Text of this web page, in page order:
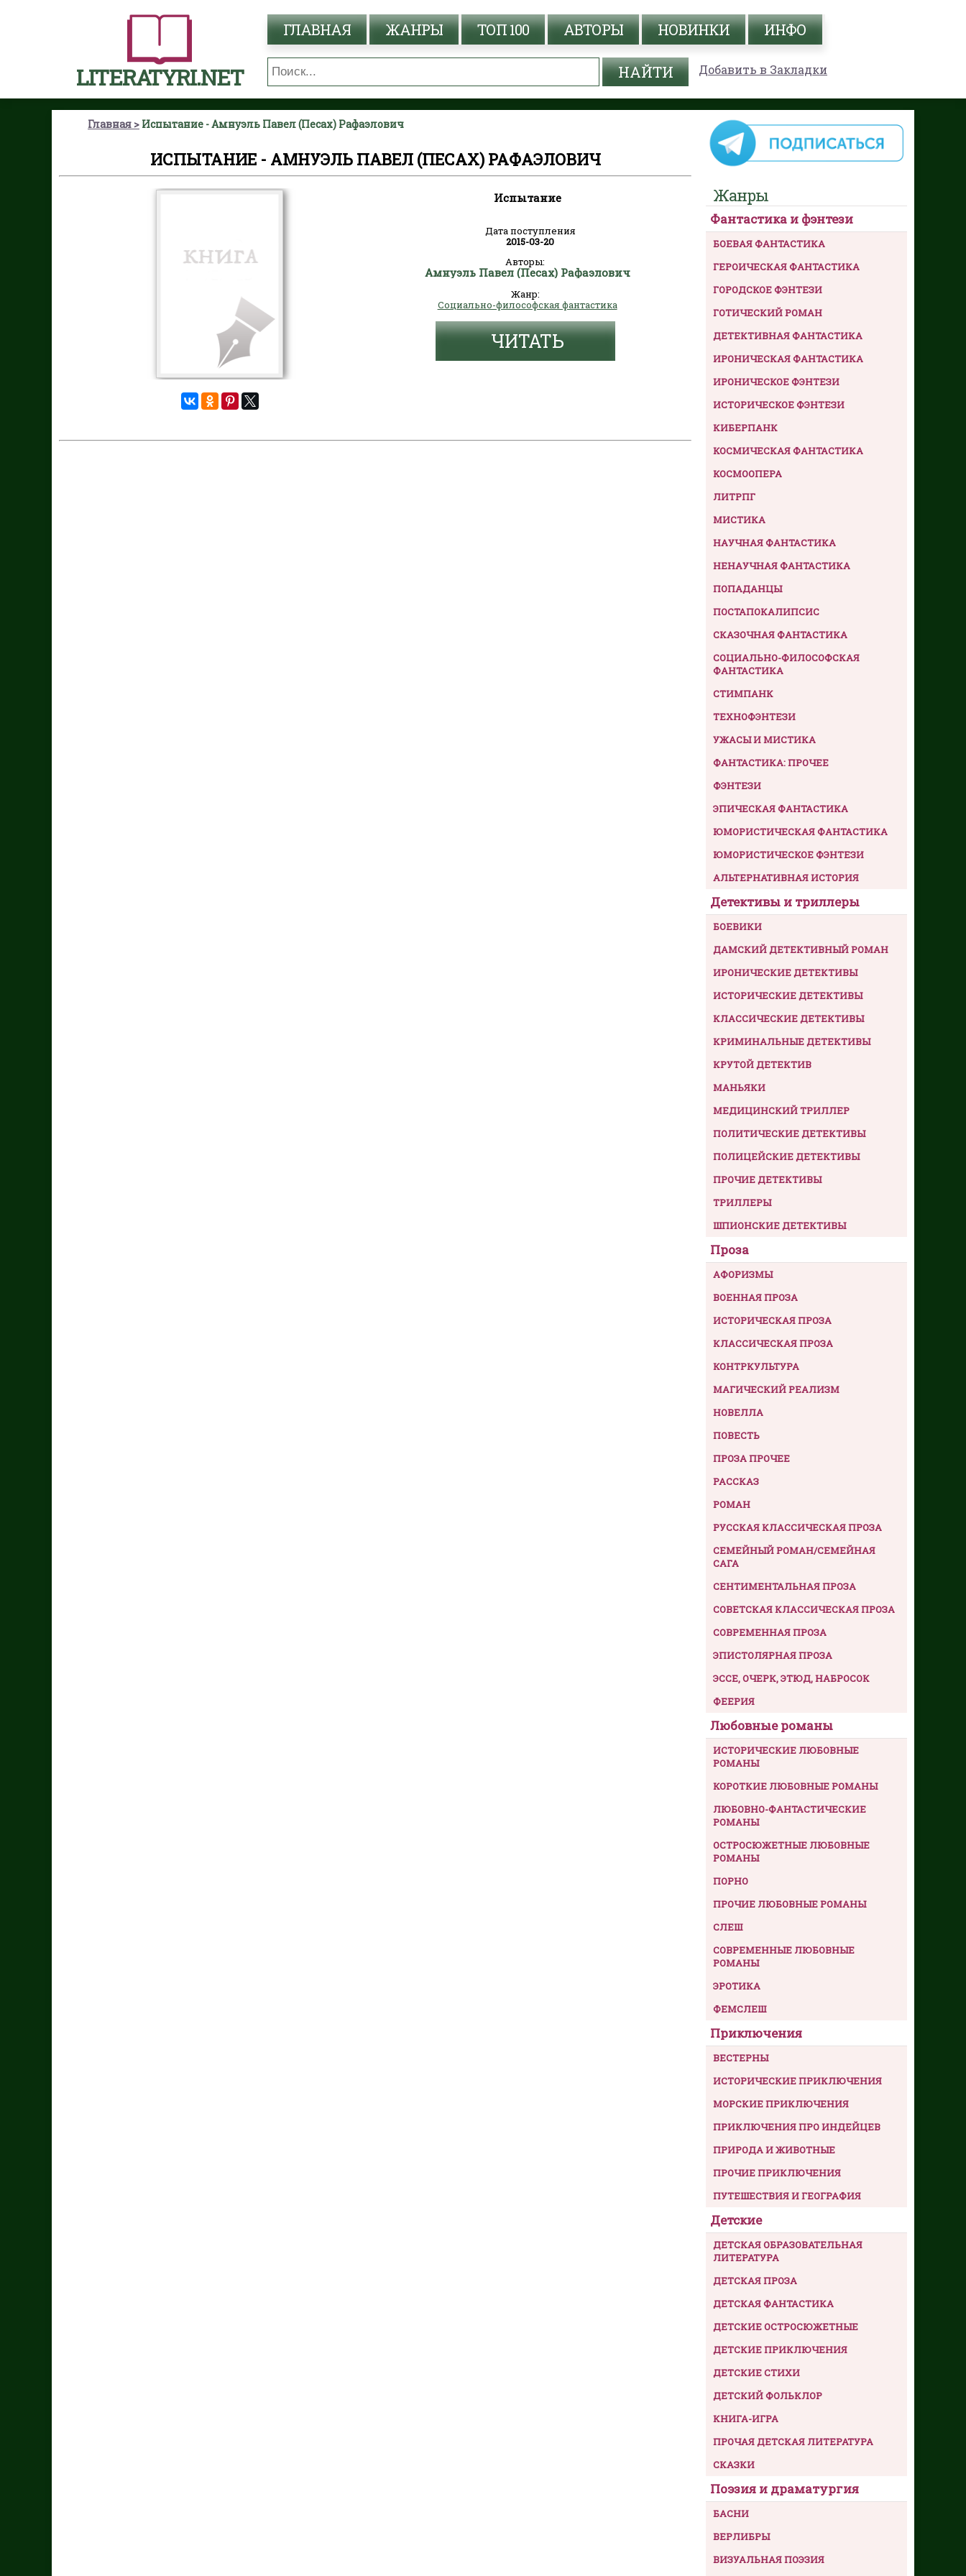
LITERATYRI.NET
ГЛАВНАЯ ЖАНРЫ ТОП 100 АВТОРЫ НОВИНКИ ИНФО
Добавить в Закладки
Главная Испытание - Амнуэль Павел (Песах) Рафаэлович
ИСПЫТАНИЕ - АМНУЭЛЬ ПАВЕЛ (ПЕСАХ) РАФАЭЛОВИЧ
Испытание
Дата поступления
2015-03-20
Авторы:
Амнуэль Павел (Песах) Рафаэлович
Жанр:
Социально-философская фантастика
ЧИТАТЬ
Жанры
Фантастика и фэнтези
БОЕВАЯ ФАНТАСТИКА
ГЕРОИЧЕСКАЯ ФАНТАСТИКА
ГОРОДСКОЕ ФЭНТЕЗИ
ГОТИЧЕСКИЙ РОМАН
ДЕТЕКТИВНАЯ ФАНТАСТИКА
ИРОНИЧЕСКАЯ ФАНТАСТИКА
ИРОНИЧЕСКОЕ ФЭНТЕЗИ
ИСТОРИЧЕСКОЕ ФЭНТЕЗИ
КИБЕРПАНК
КОСМИЧЕСКАЯ ФАНТАСТИКА
КОСМООПЕРА
ЛИТРПГ
МИСТИКА
НАУЧНАЯ ФАНТАСТИКА
НЕНАУЧНАЯ ФАНТАСТИКА
ПОПАДАНЦЫ
ПОСТАПОКАЛИПСИС
СКАЗОЧНАЯ ФАНТАСТИКА
СОЦИАЛЬНО-ФИЛОСОФСКАЯ
ФАНТАСТИКА
СТИМПАНК
ТЕХНОФЭНТЕЗИ
УЖАСЫ И МИСТИКА
ФАНТАСТИКА: ПРОЧЕЕ
ФЭНТЕЗИ
ЭПИЧЕСКАЯ ФАНТАСТИКА
ЮМОРИСТИЧЕСКАЯ ФАНТАСТИКА
ЮМОРИСТИЧЕСКОЕ ФЭНТЕЗИ
АЛЬТЕРНАТИВНАЯ ИСТОРИЯ
Детективы и триллеры
БОЕВИКИ
ДАМСКИЙ ДЕТЕКТИВНЫЙ РОМАН
ИРОНИЧЕСКИЕ ДЕТЕКТИВЫ
ИСТОРИЧЕСКИЕ ДЕТЕКТИВЫ
КЛАССИЧЕСКИЕ ДЕТЕКТИВЫ
КРИМИНАЛЬНЫЕ ДЕТЕКТИВЫ
КРУТОЙ ДЕТЕКТИВ
МАНЬЯКИ
МЕДИЦИНСКИЙ ТРИЛЛЕР
ПОЛИТИЧЕСКИЕ ДЕТЕКТИВЫ
ПОЛИЦЕЙСКИЕ ДЕТЕКТИВЫ
ПРОЧИЕ ДЕТЕКТИВЫ
ТРИЛЛЕРЫ
ШПИОНСКИЕ ДЕТЕКТИВЫ
Проза
АФОРИЗМЫ
ВОЕННАЯ ПРОЗА
ИСТОРИЧЕСКАЯ ПРОЗА
КЛАССИЧЕСКАЯ ПРОЗА
КОНТРКУЛЬТУРА
МАГИЧЕСКИЙ РЕАЛИЗМ
НОВЕЛЛА
ПОВЕСТЬ
ПРОЗА ПРОЧЕЕ
РАССКАЗ
РОМАН
РУССКАЯ КЛАССИЧЕСКАЯ ПРОЗА
СЕМЕЙНЫЙ РОМАН/СЕМЕЙНАЯ
САГА
СЕНТИМЕНТАЛЬНАЯ ПРОЗА
СОВЕТСКАЯ КЛАССИЧЕСКАЯ ПРОЗА
СОВРЕМЕННАЯ ПРОЗА
ЭПИСТОЛЯРНАЯ ПРОЗА
ЭССЕ, ОЧЕРК, ЭТЮД, НАБРОСОК
ФЕЕРИЯ
Любовные романы
ИСТОРИЧЕСКИЕ ЛЮБОВНЫЕ
РОМАНЫ
КОРОТКИЕ ЛЮБОВНЫЕ РОМАНЫ
ЛЮБОВНО-ФАНТАСТИЧЕСКИЕ
РОМАНЫ
ОСТРОСЮЖЕТНЫЕ ЛЮБОВНЫЕ
РОМАНЫ
ПОРНО
ПРОЧИЕ ЛЮБОВНЫЕ РОМАНЫ
СЛЕШ
СОВРЕМЕННЫЕ ЛЮБОВНЫЕ
РОМАНЫ
ЭРОТИКА
ФЕМСЛЕШ
Приключения
ВЕСТЕРНЫ
ИСТОРИЧЕСКИЕ ПРИКЛЮЧЕНИЯ
МОРСКИЕ ПРИКЛЮЧЕНИЯ
ПРИКЛЮЧЕНИЯ ПРО ИНДЕЙЦЕВ
ПРИРОДА И ЖИВОТНЫЕ
ПРОЧИЕ ПРИКЛЮЧЕНИЯ
ПУТЕШЕСТВИЯ И ГЕОГРАФИЯ
Детские
ДЕТСКАЯ ОБРАЗОВАТЕЛЬНАЯ
ЛИТЕРАТУРА
ДЕТСКАЯ ПРОЗА
ДЕТСКАЯ ФАНТАСТИКА
ДЕТСКИЕ ОСТРОСЮЖЕТНЫЕ
ДЕТСКИЕ ПРИКЛЮЧЕНИЯ
ДЕТСКИЕ СТИХИ
ДЕТСКИЙ ФОЛЬКЛОР
КНИГА-ИГРА
ПРОЧАЯ ДЕТСКАЯ ЛИТЕРАТУРА
СКАЗКИ
Поэзия и драматургия
БАСНИ
ВЕРЛИБРЫ
ВИЗУАЛЬНАЯ ПОЭЗИЯ